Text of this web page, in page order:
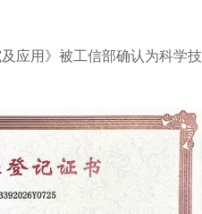
应用》被工信部确认为科学技